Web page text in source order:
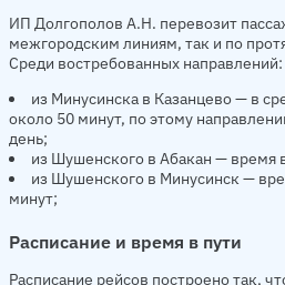
ИП Долгополов А.Н. перевозит
межгородским линиям, так и по
Среди востребованных направлений:
из Минусинска в Казанцево — в
около 50 минут, по этому
день;
из Шушенского в Абакан — время
из Шушенского в Минусинск —
минут;
Расписание и время в пути
Расписание рейсов построено так,